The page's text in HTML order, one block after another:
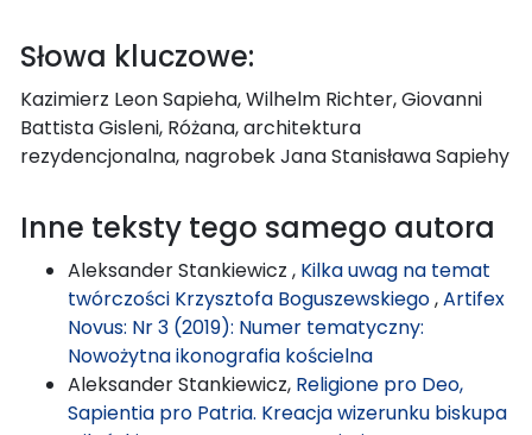
Słowa kluczowe:
Kazimierz Leon Sapieha, Wilhelm Richter, Giovanni
Battista Gisleni, Różana, architektura
rezydencjonalna, nagrobek Jana Stanisława Sapiehy
Inne teksty tego samego autora
Aleksander Stankiewicz , Kilka uwag na temat
twórczości Krzysztofa Boguszewskiego,Artifex
Novus: Nr 3 (2019): Numer tematyczny:
Nowożytna ikonografia kościelna
Aleksander Stankiewicz, Religione pro Deo,
Sapientia pro Patria. Kreacja wizerunku biskupa